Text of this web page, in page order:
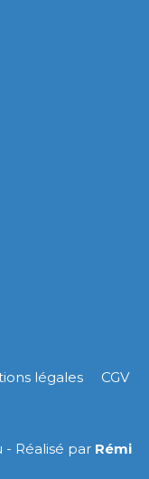
légales
CGV
- Réalisé par Rémi